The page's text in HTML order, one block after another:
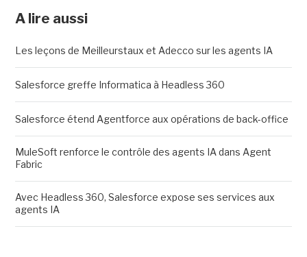
A lire aussi
Les leçons de Meilleurstaux et Adecco sur les agents IA
Salesforce greffe Informatica à Headless 360
Salesforce étend Agentforce aux opérations de back-office
MuleSoft renforce le contrôle des agents IA dans Agent
Fabric
Avec Headless 360, Salesforce expose ses services aux
agents IA